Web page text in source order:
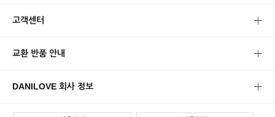
고객센터
교환 반품 안내
DANILOVE 회사 정보